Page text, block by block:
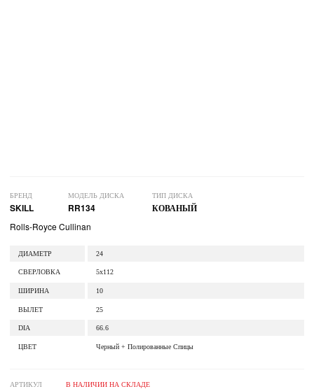
БРЕНД
SKILL
МОДЕЛЬ ДИСКА
RR134
ТИП ДИСКА
КОВАНЫЙ
Rolls-Royce Cullinan
ДИАМЕТР 24
СВЕРЛОВКА 5x112
ШИРИНА 10
ВЫЛЕТ 25
DIA 66.6
ЦВЕТ Черный + Полированные Спицы
АРТИКУЛ В НАЛИЧИИ НА СКЛАДЕ